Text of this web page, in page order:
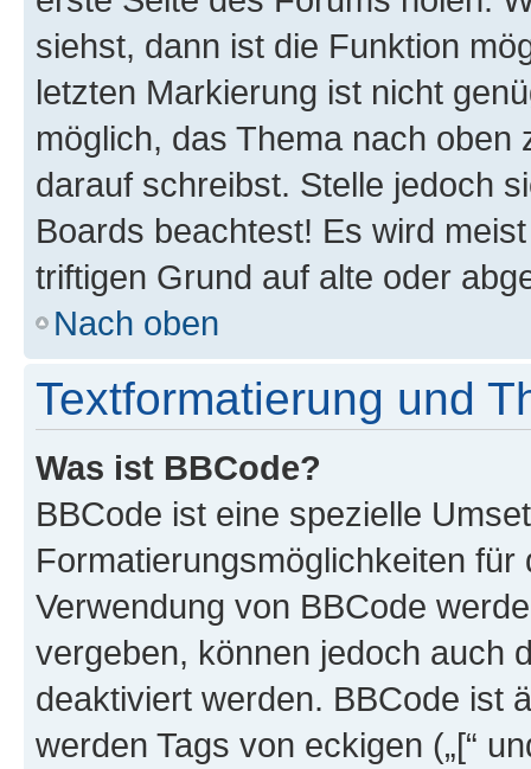
siehst, dann ist die Funktion
letzten Markierung ist nicht
möglich, das Thema nach oben
darauf schreibst. Stelle jedoch
Boards beachtest! Es wird
triftigen Grund auf alte oder
Nach oben
Textformatierung und
Was ist BBCode?
BBCode ist eine spezielle
Formatierungsmöglichkeiten
Verwendung von BBCode
vergeben, können jedoch auch
deaktiviert werden. BBCode ist
werden Tags von eckigen („[“